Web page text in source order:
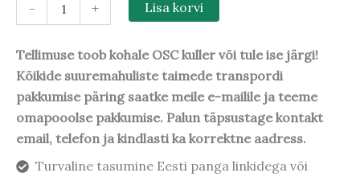
- + Lisa korvi
Tellimuse toob kohale OSC kuller või tule ise järgi!
Kõikide suuremahuliste taimede transpordi
pakkumise päring saatke meile e-mailile ja teeme
omapooolse pakkumise. Palun täpsustage kontakt
email, telefon ja kindlasti ka korrektne aadress.
Turvaline tasumine Eesti panga linkidega või